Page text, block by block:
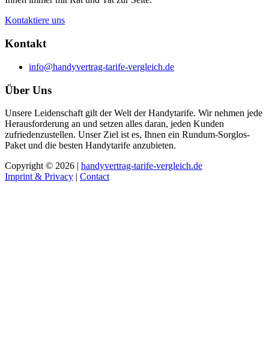
Kontaktiere uns
Kontakt
info@handyvertrag-tarife-vergleich.de
Über Uns
Unsere Leidenschaft gilt der Welt der Handytarife. Wir nehmen jede
Herausforderung an und setzen alles daran, jeden Kunden
zufriedenzustellen. Unser Ziel ist es, Ihnen ein Rundum-Sorglos-
Paket und die besten Handytarife anzubieten.
Copyright © 2026 | handyvertrag-tarife-vergleich.de
Imprint & Privacy | Contact